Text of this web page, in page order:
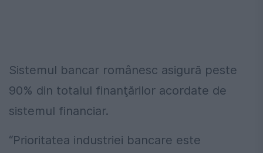
Sistemul bancar românesc asigură peste
90% din totalul finanţărilor acordate de
sistemul financiar.
“Prioritatea industriei bancare este